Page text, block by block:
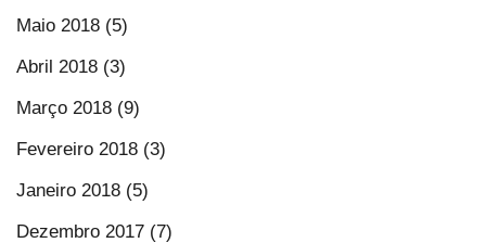
Maio 2018 (5)
Abril 2018 (3)
Março 2018 (9)
Fevereiro 2018 (3)
Janeiro 2018 (5)
Dezembro 2017 (7)